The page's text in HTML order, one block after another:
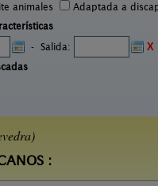
animales
Adaptada a
- Salida:
X
: